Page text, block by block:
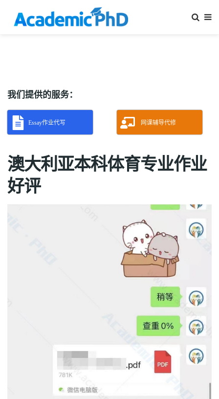
我们提供的服务：
Essay作业代写 网课辅导代修
澳大利亚本科体育专业作业
好评